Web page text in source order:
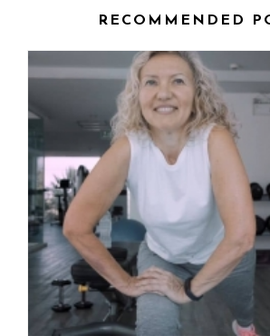
RECOMMENDED